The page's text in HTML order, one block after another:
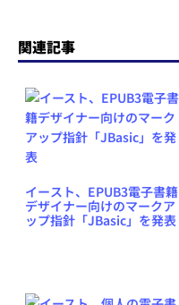
関連記事
イースト、EPUB3電子書籍
デザイナー向けのマークア
ップ指針「JBasic」を発表